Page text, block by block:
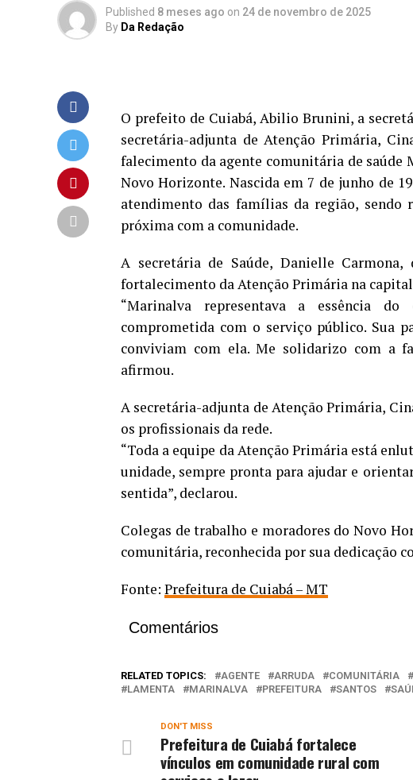
Published 8 meses ago on 24 de novembro de 2025
By Da Redação
O prefeito de Cuiabá, Abilio Brunini, a
secretária-adjunta de Atenção Primária,
falecimento da agente comunitária de saúde
Novo Horizonte. Nascida em 7 de junho de
atendimento das famílias da região, sendo
próxima com a comunidade.
A secretária de Saúde, Danielle
fortalecimento da Atenção Primária na
“Marinalva representava a essência
comprometida com o serviço público. Sua
conviviam com ela. Me solidarizo com a
afirmou.
A secretária-adjunta de Atenção Primária,
os profissionais da rede.
“Toda a equipe da Atenção Primária está
unidade, sempre pronta para ajudar e
sentida”, declarou.
Colegas de trabalho e moradores do Novo
comunitária, reconhecida por sua dedicação
Fonte: Prefeitura de Cuiabá – MT
Comentários
RELATED TOPICS: AGENTE ARRUDA COMUNITÁRIA
LAMENTA
MARINALVA PREFEITURA SANTOS
DON'T MISS
Prefeitura de Cuiabá fortalece
vínculos em comunidade rural com